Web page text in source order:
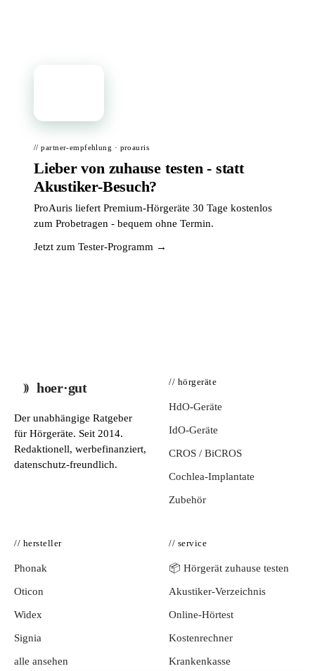
// partner-empfehlung · proauris
Lieber von zuhause testen - statt
Akustiker-Besuch?
ProAuris liefert Premium-Hörgeräte 30 Tage kostenlos
zum Probetragen - bequem ohne Termin.
Jetzt zum Tester-Programm →
hoer·gut
Der unabhängige Ratgeber
für Hörgeräte. Seit 2014.
Redaktionell, werbefinanziert,
datenschutz-freundlich.
// hörgeräte
HdO-Geräte
IdO-Geräte
CROS / BiCROS
Cochlea-Implantate
Zubehör
// hersteller
Phonak
Oticon
Widex
Signia
alle ansehen
// service
📦 Hörgerät zuhause testen
Akustiker-Verzeichnis
Online-Hörtest
Kostenrechner
Krankenkasse